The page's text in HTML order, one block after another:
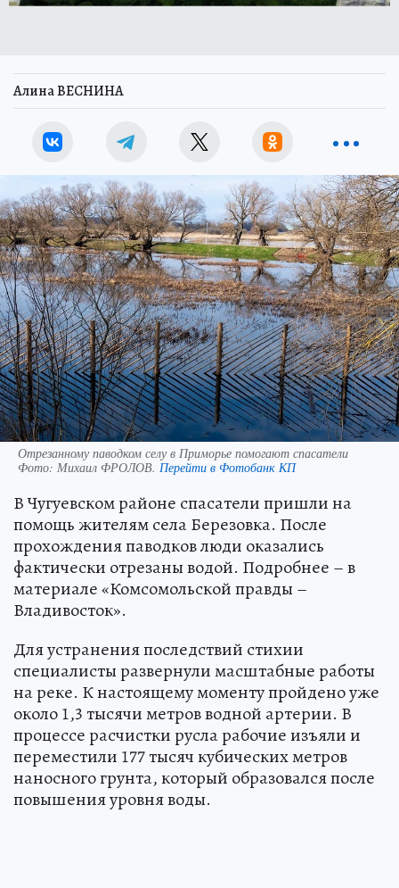
Алина ВЕСНИНА
Отрезанному паводком селу в Приморье помогают спасатели
Фото: Михаил ФРОЛОВ. Перейти в Фотобанк КП
В Чугуевском районе спасатели пришли на
помощь жителям села Березовка. После
прохождения паводков люди оказались
фактически отрезаны водой. Подробнее – в
материале «Комсомольской правды –
Владивосток».
Для устранения последствий стихии
специалисты развернули масштабные работы
на реке. К настоящему моменту пройдено уже
около 1,3 тысячи метров водной артерии. В
процессе расчистки русла рабочие изъяли и
переместили 177 тысяч кубических метров
наносного грунта, который образовался после
повышения уровня воды.